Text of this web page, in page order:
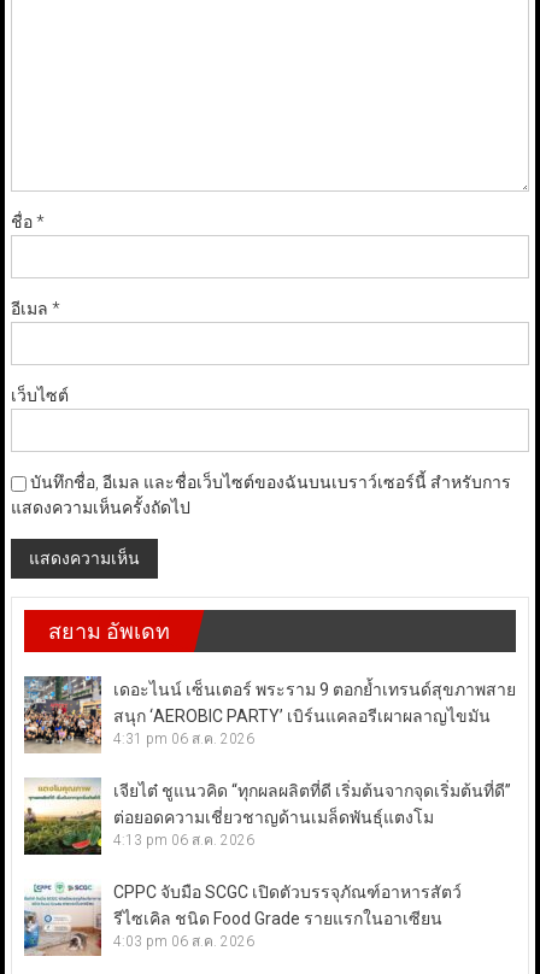
ชื่อ*
อีเมล *
เว็บไซต์
บันทึกชื่อ, อีเมล และชื่อเว็บไซต์ของฉันบนเบราว์เซอร์นี้ สำหรับการ
แสดงความเห็นครั้งถัดไป
สยาม อัพเดท
เดอะไนน์ เซ็นเตอร์ พระราม 9 ตอกย้ำเทรนด์สุขภาพสาย
สนุก ‘AEROBIC PARTY’ เบิร์นแคลอรีเผาผลาญไขมัน
4:31 pm 06 ส.ค. 2026
เจียไต๋ ชูแนวคิด “ทุกผลผลิตที่ดี เริ่มต้นจากจุดเริ่มต้นที่ดี”
ต่อยอดความเชี่ยวชาญด้านเมล็ดพันธุ์แตงโม
4:13 pm 06 ส.ค. 2026
CPPC จับมือ SCGC เปิดตัวบรรจุภัณฑ์อาหารสัตว์
รีไซเคิล ชนิด Food Grade รายแรกในอาเซียน
4:03 pm 06 ส.ค. 2026